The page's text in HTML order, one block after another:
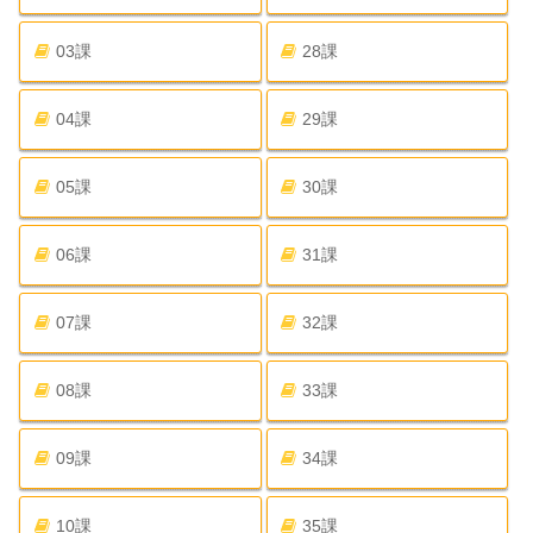
03課 28課
04課 29課
05課 30課
06課 31課
07課 32課
08課 33課
09課 34課
10課 35課